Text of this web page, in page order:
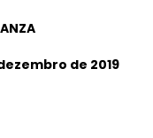
de 2019